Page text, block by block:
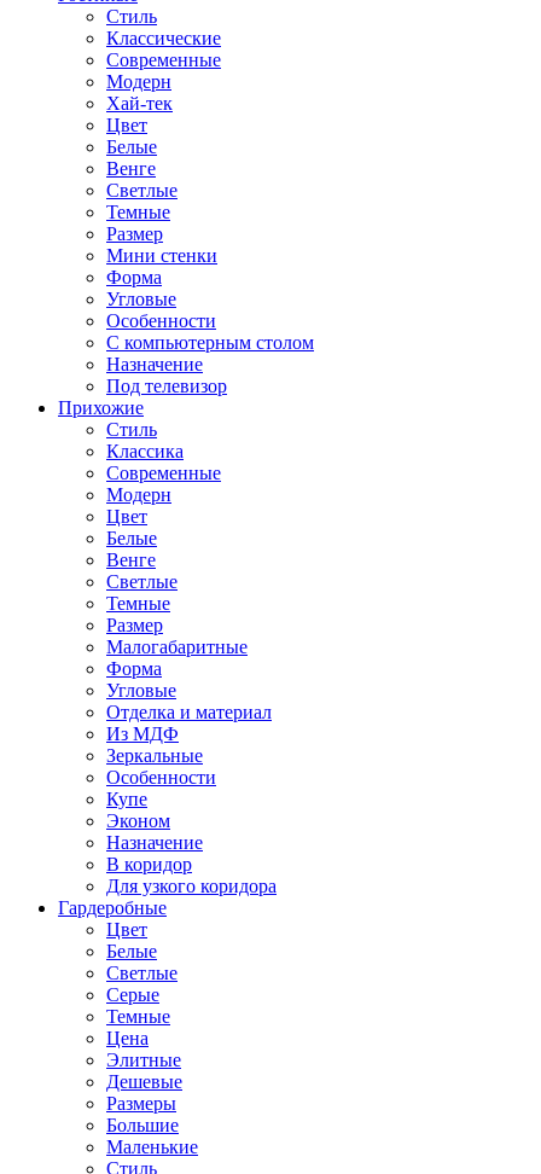
Стиль
Классические
Современные
Модерн
Хай-тек
Цвет
Белые
Венге
Светлые
Темные
Размер
Мини стенки
Форма
Угловые
Особенности
С компьютерным столом
Назначение
Под телевизор
Прихожие
Стиль
Классика
Современные
Модерн
Цвет
Белые
Венге
Светлые
Темные
Размер
Малогабаритные
Форма
Угловые
Отделка и материал
Из МДФ
Зеркальные
Особенности
Купе
Эконом
Назначение
В коридор
Для узкого коридора
Гардеробные
Цвет
Белые
Светлые
Серые
Темные
Цена
Элитные
Дешевые
Размеры
Большие
Маленькие
Стиль